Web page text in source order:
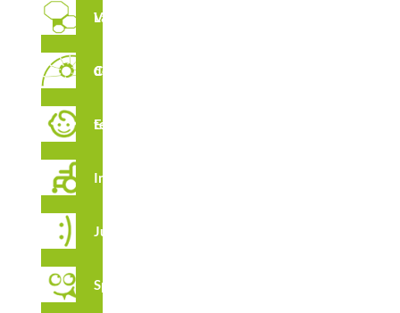
Laberintos Verticales
Circuito de Cuerdas
Estimulación temprana
Integración
Juga
Spooky